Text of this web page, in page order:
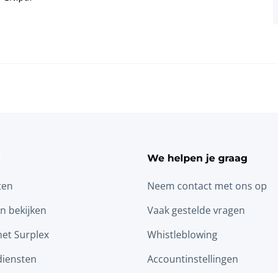
bekijken
Surplex
We helpen je graag
Neem contact met ons op
Vaak gestelde vragen
Whistleblowing
Accountinstellingen